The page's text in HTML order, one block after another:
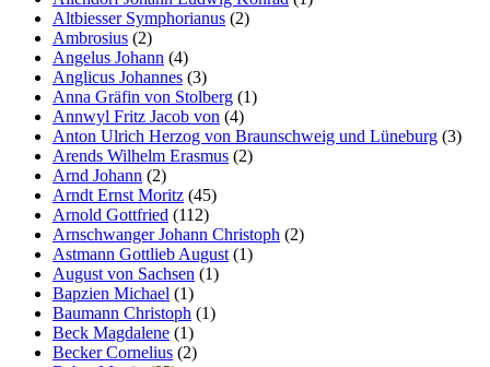
Altbiesser Symphorianus (2)
Ambrosius (2)
Angelus Johann (4)
Anglicus Johannes (3)
Anna Gräfin von Stolberg (1)
Annwyl Fritz Jacob von (4)
Anton Ulrich Herzog von Braunschweig und Lüneburg (3)
Arends Wilhelm Erasmus (2)
Arnd Johann (2)
Arndt Ernst Moritz (45)
Arnold Gottfried (112)
Arnschwanger Johann Christoph (2)
Astmann Gottlieb August (1)
August von Sachsen (1)
Bapzien Michael (1)
Baumann Christoph (1)
Beck Magdalene (1)
Becker Cornelius (2)